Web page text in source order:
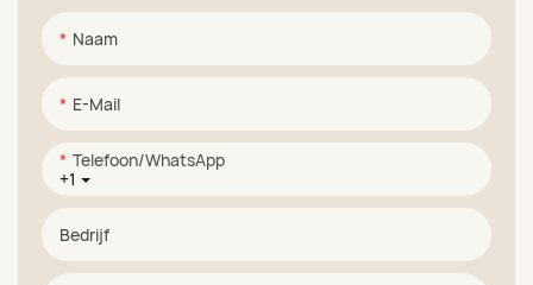
Naam
E-Mail
+1
Telefoon/WhatsApp
Bedrijf